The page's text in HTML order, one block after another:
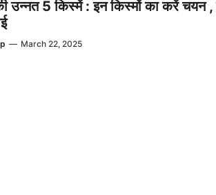
उन्नत 5 किस्में : इन किस्मों का करें चयन ,
— March 22, 2025